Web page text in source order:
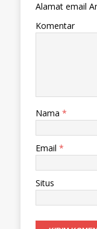
Alamat email
Komentar
Nama *
Email *
Situs